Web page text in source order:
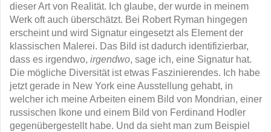
dieser Art von Realität. Ich glaube, der wurde in meinem
Werk oft auch überschätzt. Bei Robert Ryman hingegen
erscheint und wird Signatur eingesetzt als Element der
klassischen Malerei. Das Bild ist dadurch identifizierbar,
dass es irgendwo, irgendwo, sage ich, eine Signatur hat.
Die mögliche Diversität ist etwas Faszinierendes. Ich habe
jetzt gerade in New York eine Ausstellung gehabt, in
welcher ich meine Arbeiten einem Bild von Mondrian, einer
russischen Ikone und einem Bild von Ferdinand Hodler
gegenübergestellt habe. Und da sieht man zum Beispiel